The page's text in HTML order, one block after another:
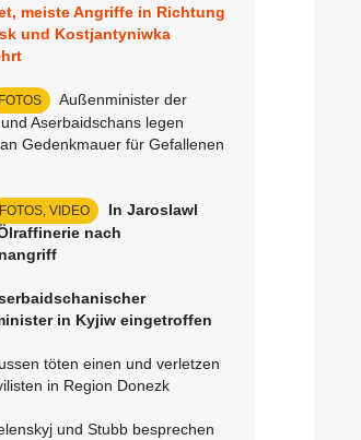
meiste Angriffe in Richtung
und Kostjantyniwka
FOTOS
Außenminister der
Aserbaidschans legen
Gedenkmauer für Gefallenen
FOTOS, VIDEO
In Jaroslawl
nach
in Kyjiw eingetroffen
töten einen und verletzen
in Region Donezk
und Stubb besprechen